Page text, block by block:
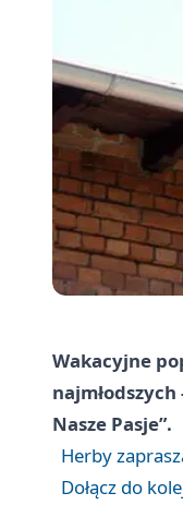
Wakacyjne
Nasze Pasje”.
Herby
Dołącz do